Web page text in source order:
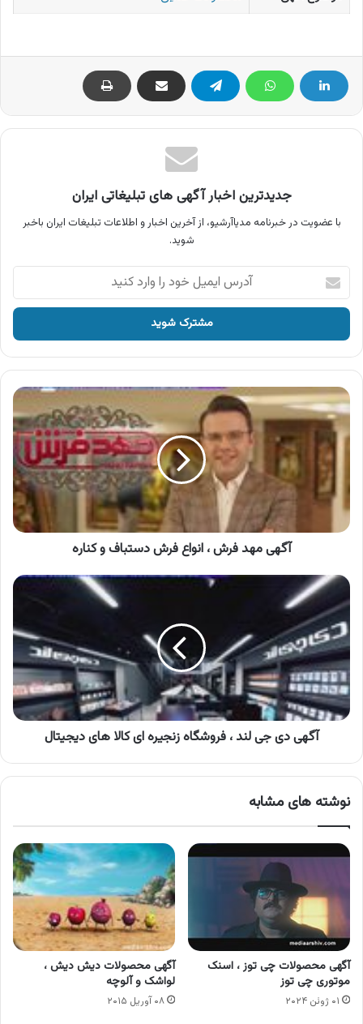
جدیدترین اخبار آگهی های تبلیغاتی ایران
با عضویت در خبرنامه مدیاآرشیو، از آخرین اخبار و اطلاعات تبلیغات ایران باخبر
شوید.
آدرس
ایمیل
خود
وارد
کنید
آگهی
مهد
فرش
انواع
فرش
دستباف
و
کناره
آگهی مهد فرش ، انواع فرش دستباف و کناره
آگهی
دی
لند
،
فروشگاه
زنجیره
ای
کالا
آگهی دی جی لند ، فروشگاه زنجیره ای کالا های دیجیتال
نوشته های مشابه
آگهی محصولات چی توز ، اسنک
موتوری چی توز
۰۱ ژوئن ۲۰۲۴
آگهی محصولات دیش دیش ،
لواشک و آلوچه
۰۸ آوریل ۲۰۱۵